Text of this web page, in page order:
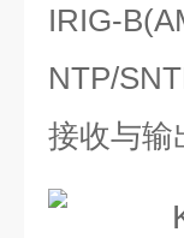
IRIG-
NTP/
接收与输